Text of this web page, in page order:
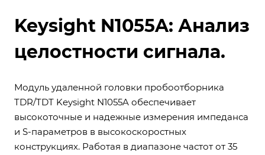
Keysight N1055A: Анализ
целостности сигнала.
Модуль удаленной головки пробоотборника
TDR/TDT Keysight N1055A обеспечивает
высокоточные и надежные измерения импеданса
и S-параметров в высокоскоростных
конструкциях. Работая в диапазоне частот от 35